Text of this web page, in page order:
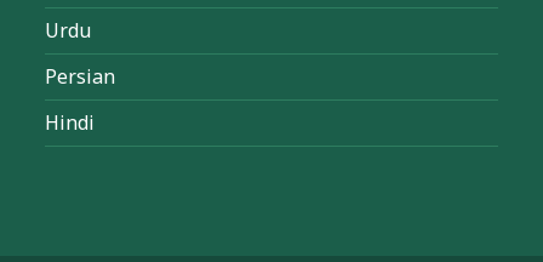
Urdu
Persian
Hindi